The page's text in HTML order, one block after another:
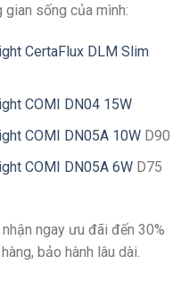
sống của mình:
CertaFlux DLM Slim
COMI DN04 15W
COMI DN05A 10WD90
COMI DN05A 6W D75
ngay ưu đãi đến 30%
bảo hành lâu dài.